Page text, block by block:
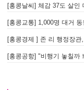
[홍콩날씨] 체감 37도 살인